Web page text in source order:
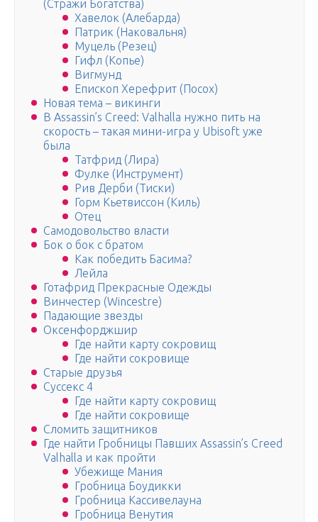
(Стражи Богатства)
Хавелок (Алебарда)
Патрик (Наковальня)
Муцель (Резец)
Гифл (Копье)
Вигмунд
Епископ Херефрит (Посох)
Новая тема – викинги
В Assassin’s Creed: Valhalla нужно пить на
скорость – такая мини-игра у Ubisoft уже
была
Татфрид (Лира)
Фулке (Инструмент)
Рив Дерби (Тиски)
Горм Кьетвиссон (Киль)
Отец
Самодовольство власти
Бок о бок с братом
Как победить Басима?
Лейла
Готафрид Прекрасные Одежды
Винчестер (Wincestre)
Падающие звезды
Оксенфорджшир
Где найти карту сокровищ
Где найти сокровище
Старые друзья
Суссекс 4
Где найти карту сокровищ
Где найти сокровище
Сломить защитников
Где найти Гробницы Павших Assassin’s Creed
Valhalla и как пройти
Убежище Мания
Гробница Боудикки
Гробница Кассивелауна
Гробница Венутия